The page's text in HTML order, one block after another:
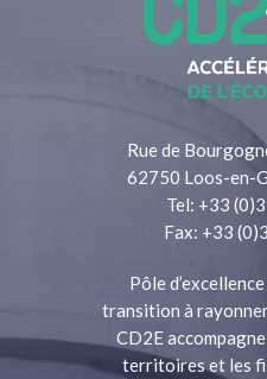
Rue de
62750 Loos-en-
Tel: +33
Fax: +33
Pôle
transition à
CD2E
territoires et les